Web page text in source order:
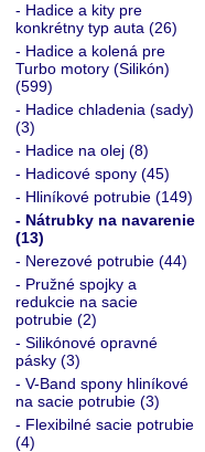
- Hadice a kity pre
konkrétny typ auta (26)
- Hadice a kolená pre
Turbo motory (Silikón)
(599)
- Hadice chladenia (sady)
(3)
- Hadice na olej (8)
- Hadicové spony (45)
- Hliníkové potrubie (149)
- Nátrubky na navarenie
(13)
- Nerezové potrubie (44)
- Pružné spojky a
redukcie na sacie
potrubie (2)
- Silikónové opravné
pásky (3)
- V-Band spony hliníkové
na sacie potrubie (3)
- Flexibilné sacie potrubie
(4)